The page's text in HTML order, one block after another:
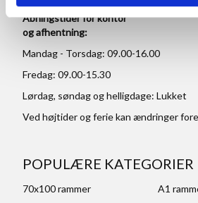
Åbningstider for kontor
og afhentning:
Mandag - Torsdag: 09.00-16.00
Fredag: 09.00-15.30
Lørdag, søndag og helligdage: Lukket
Ved højtider og ferie kan ændringer
POPULÆRE KATEGORIER
70x100 rammer
A1